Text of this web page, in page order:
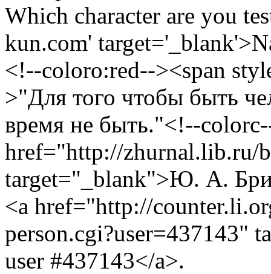
Which character are you
kun.com'
<!--coloro:red--><span
>"Для того чтобы быть
время не быть."<!--
href="http://zhurnal.lib.ru/
target="_blank">Ю. А.
<a href="http://
person.cgi?user=437143"
user #437143</a>.